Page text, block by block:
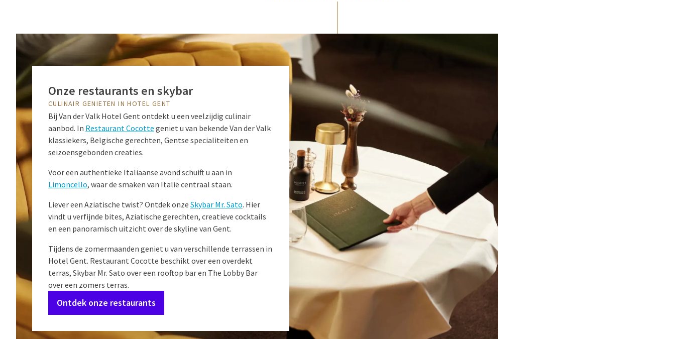
Onze restaurants en skybar
CULINAIR GENIETEN IN HOTEL GENT
Bij Van der Valk Hotel Gent ontdekt u een veelzijdig culinair
aanbod. In Restaurant Cocotte geniet u van bekende Van der Valk
klassiekers, Belgische gerechten, Gentse specialiteiten en
seizoensgebonden creaties.
Voor een authentieke Italiaanse avond schuift u aan in
Limoncello, waar de smaken van Italië centraal staan.
Liever een Aziatische twist? Ontdek onze Skybar Mr. Sato. Hier
vindt u verfijnde bites, Aziatische gerechten, creatieve cocktails
en een panoramisch uitzicht over de skyline van Gent.
Tijdens de zomermaanden geniet u van verschillende terrassen in
Hotel Gent. Restaurant Cocotte beschikt over een overdekt
terras, Skybar Mr. Sato over een rooftop bar en The Lobby Bar
over een zomers terras.
Ontdek onze restaurants